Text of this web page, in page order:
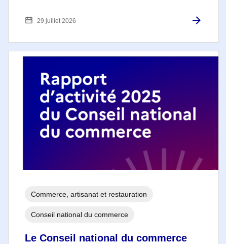
29 juillet 2026
Le Conseil national du commerce
Commerce, artisanat et restauration
Conseil national du commerce